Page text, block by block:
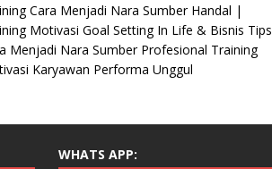
Cara Menjadi Nara Sumber Handal |
Motivasi Goal Setting In Life & Bisnis Tips
Menjadi Nara Sumber Profesional Training
Karyawan Performa Unggul
WHATS APP: